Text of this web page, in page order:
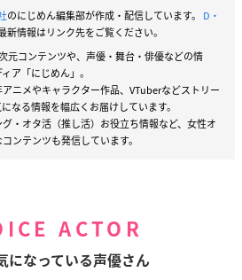
Vol.4」まで収録計330P
らから
Edition IV
のにじめん編集部が作成・配信しています。 D・
新情報はリンク先をご覧ください。
元コンテンツや、声優・舞台・俳優などの情
ア「にじめん」。
ニメやキャラクター作品、VTuberなどストリー
なる情報を幅広くお届けしています。
・オタ活（推し活）お役立ち情報など、女性オ
ンテンツも発信しています。
ACTOR
になっている声優さん